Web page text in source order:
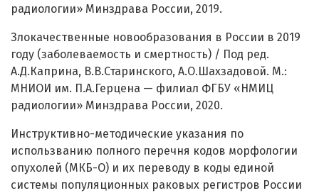
радиологии» Минздрава России, 2019.
Злокачественные новообразования в России в 2019
году (заболеваемость и смертность) / Под ред.
А.Д.Каприна, В.В.Старинского, А.О.Шахзадовой. М.:
МНИОИ им. П.А.Герцена — филиал ФГБУ «НМИЦ
радиологии» Минздрава России, 2020.
Инструктивно-методические указания по
использванию полного перечня кодов морфологии
опухолей (МКБ-О) и их переводу в коды единой
системы популяционных раковых регистров России